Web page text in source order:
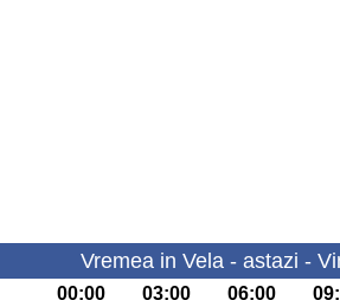
Vremea in Vela - astazi -
00:00 03:00 06:00